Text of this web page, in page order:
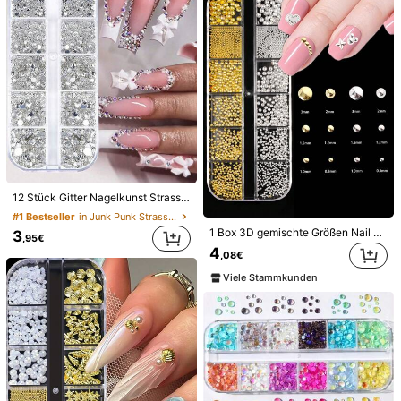
Gemischte Größe 0,6-2mm Mikro Metall Nagelkunst Kaviar Perlen, 2 Boxen 12-Raster Set, Gold & Silber Mikro Stahlkugeln, 3D DIY Nagel Dekoration Zubehör, Metall Nagel Nieten, Mini Stahlkugeln, Nagelkunst Metall Perlen Nagel Dekoration
4,18€
Viele Stammkunden
50 Stück Mini Gold & Silber Schleife Metall Nagelkunst Dekorationen, Metallischer Schmetterling Nagel Schmuck, Luxus Nagel Aufkleber, DIY Nagelkunst Dekoration, Frauen/Mädchen Metall Nagel Zubehör, Nagel Zubehör, Nagel Edelsteine Nägel Nagel Dekoration
4,08€ 4,09€
Viele Stammkunden
30 Stücke zufällige goldene & rosa Nagel Dekoration, glänzende Kristall-Nagelkunst Dekor, 3D Herz Schleife Stern Kirsche Krone Schmetterling Blume Nageldekorationen, goldene Nagelkunst-Charms für Frauen und Mädchen, Nagel-DIY-Zubehör
#1 Bestseller
5,01€
Viele Stammkunden
12 Fächer/Box Mehrfarbige flache Strass Nail Art Dekoration DIY Nail Charms Nail Gems Nail Zubehör Nägel
#8 Bestseller in Junk Punk Strasssteine & Dekorationen
12 Stück Gitter Nagelkunst Strass, Größe 1,5mm-5mm, 3D Nagel Glas Kristall klare Edelsteine, Juwel Perlen Kristalle, 3D Charm Steine, Multi-Form 3D Nagel Diamanten, geeignet für Nagelkunst und DIY Dekoration. 1 Box Nagelkunst Strass, flache Boden Diamanten, Perlen Nagel Schmuck, anwendbar für Acryl Nägel, Kristall Nagel Zubehör, Halbkreis Nagel Edelsteine. Nagel Dekoration
#1 Bestseller in Junk Punk Strasssteine & Dekorationen
3 ,95€ 1 Box 3D gemischte Größen Nail Art Nieten Gold Silber Mini Metall Kaviar Nägel Perlen Ball Nagel Nest Nägel Nieten Schmuck für Frauen Mädchen Maniküre Nägel Zubehör Diy Handwerke Dekorationen Nail Charms Nail Gems
4 ,08€
Viele Stammkunden